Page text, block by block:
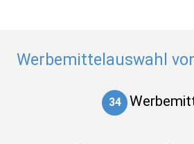
Werbemittelauswahl
34